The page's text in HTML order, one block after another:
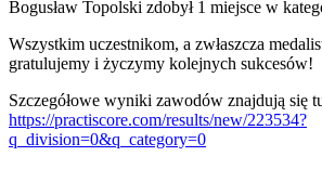
Bogusław Topolski zdobył 1 miejsce w
Wszystkim uczestnikom, a zwłaszcza
gratulujemy i życzymy kolejnych sukcesów!
Szczegółowe wyniki zawodów znajdują się
https://practiscore.com/results/new/223534?
q_division=0&q_category=0